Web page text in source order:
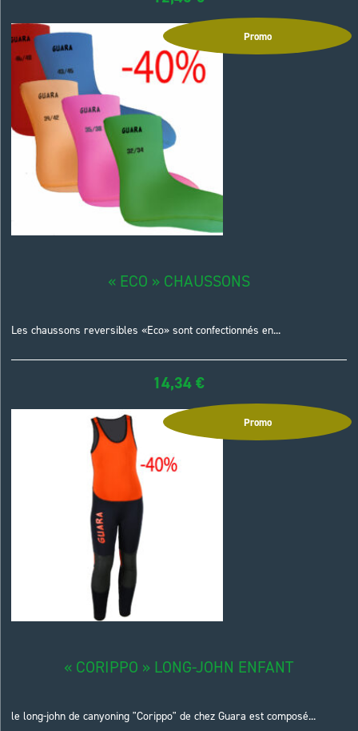
Promo
« ECO » CHAUSSONS
Les chaussons reversibles «Eco» sont confectionnés en...
14,34€
Promo
« CORIPPO » LONG-JOHN ENFANT
le long-john de canyoning "Corippo" de chez Guara est composé...